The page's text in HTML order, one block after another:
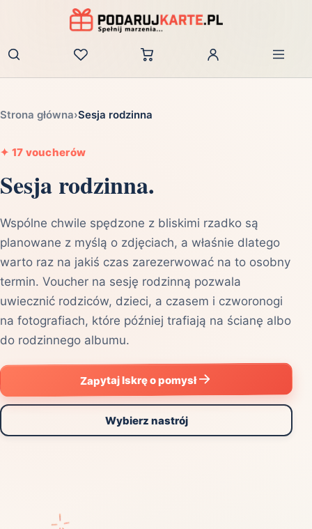
Zaloguj
Strona główna›Sesja rodzinna
✦ 17 voucherów
Sesja rodzinna.
Wspólne chwile spędzone z bliskimi rzadko są
planowane z myślą o zdjęciach, a właśnie dlatego
warto raz na jakiś czas zarezerwować na to osobny
termin. Voucher na sesję rodzinną pozwala
uwiecznić rodziców, dzieci, a czasem i czworonogi
na fotografiach, które później trafiają na ścianę albo
do rodzinnego albumu.
Zapytaj Iskrę o pomysł
Wybierz nastrój